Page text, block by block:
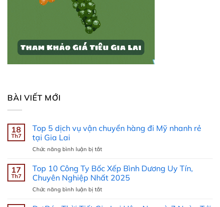
BÀI VIẾT MỚI
18
Th7
Top 5 dịch vụ vận chuyển hàng đi Mỹ nhanh rẻ
tại Gia Lai
Chức năng bình luận bị tắtở
dịch
vụ
vận
17
Th7
Top 10 Công Ty Bốc Xếp Bình Dương Uy Tín,
Chuyên Nghiệp Nhất 2025
Chức năng bình luận bị tắtở
10